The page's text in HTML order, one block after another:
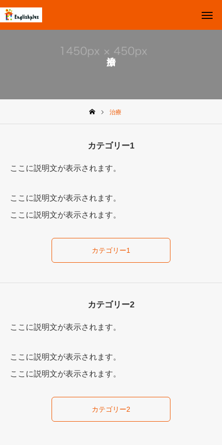
治療
カテゴリー1
ここに説明文が表示されます。
ここに説明文が表示されます。
ここに説明文が表示されます。
カテゴリー1
カテゴリー2
ここに説明文が表示されます。
ここに説明文が表示されます。
ここに説明文が表示されます。
カテゴリー2
イングリッシュプラスとは
クラスについて
Q&A
イベント
アクセス